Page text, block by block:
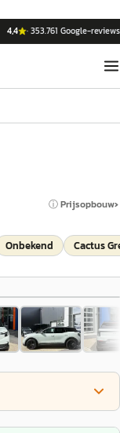
4,4 ·353.761 Google-reviews
ⓘ Prijsopbouw
Onbekend Cactus
1/34